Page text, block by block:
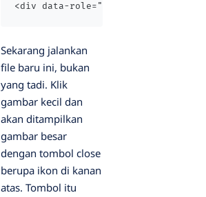
<div data-role="popup"
Sekarang jalankan
file baru ini, bukan
yang tadi. Klik
gambar kecil dan
akan ditampilkan
gambar besar
dengan tombol close
berupa ikon di kanan
atas. Tombol itu